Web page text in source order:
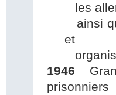
les
ainsi
et
1946
prisonniers